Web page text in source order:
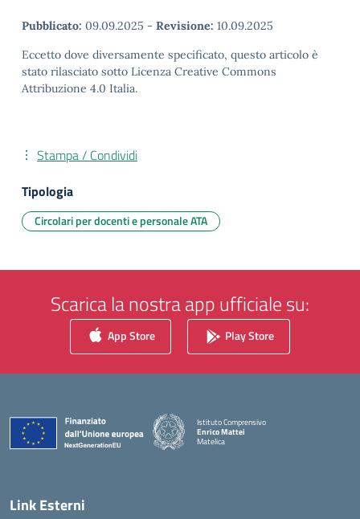
Pubblicato: 09.09.2025 - Revisione: 10.09.2025
Eccetto dove diversamente specificato, questo articolo è
stato rilasciato sotto Licenza Creative Commons
Attribuzione 4.0 Italia.
Stampa / Condividi
Tipologia
Circolari per docenti e personale ATA
Scarica la nostra app ufficiale su:
App Store Play Store
Istituto Comprensivo
Enrico Mattei
Matelica
Link Esterni